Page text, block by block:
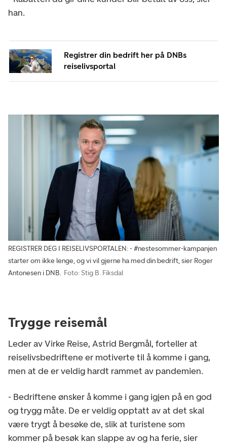
han.
Registrer din bedrift her på DNBs
reiselivsportal
REGISTRER DEG I REISELIVSPORTALEN: - #nestesommer-kampanjen
starter om ikke lenge, og vi vil gjerne ha med din bedrift, sier Roger
Antonesen i DNB. Foto: Stig B. Fiksdal
Trygge reisemål
Leder av Virke Reise, Astrid Bergmål, forteller at
reiselivsbedriftene er motiverte til å komme i gang,
men at de er veldig hardt rammet av pandemien.
- Bedriftene ønsker å komme i gang igjen på en god
og trygg måte. De er veldig opptatt av at det skal
være trygt å besøke de, slik at turistene som
kommer på besøk kan slappe av og ha ferie, sier